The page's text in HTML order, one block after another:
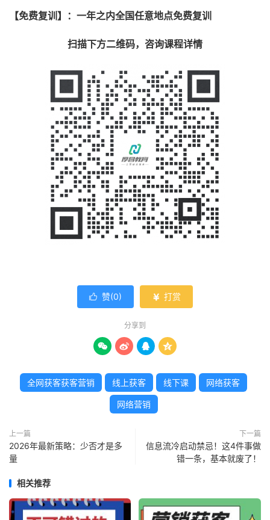
【免费复训】：一年之内全国任意地点免费复训
扫描下方二维码，咨询课程详情
 赞(0)  打赏
分享到
   
全网获客获客营销 线上获客 线下课 网络获客
网络营销
上一篇
2026年最新策略：少否才是多
量
下一篇
信息流冷启动禁忌！这4件事做
错一条，基本就废了！
相关推荐